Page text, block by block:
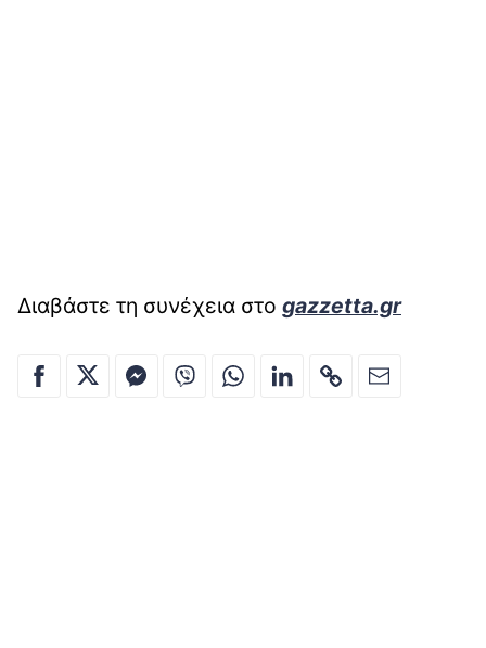
Διαβάστε τη συνέχεια στο gazzetta.gr